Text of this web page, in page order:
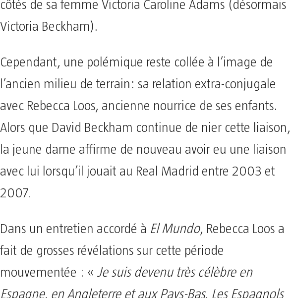
côtés de sa femme Victoria Caroline Adams (désormais
Victoria Beckham).
Cependant, une polémique reste collée à l’image de
l’ancien milieu de terrain: sa relation extra-conjugale
avec Rebecca Loos, ancienne nourrice de ses enfants.
Alors que David Beckham continue de nier cette liaison,
la jeune dame affirme de nouveau avoir eu une liaison
avec lui lorsqu’il jouait au Real Madrid entre 2003 et
2007.
Dans un entretien accordé à El Mundo, Rebecca Loos a
fait de grosses révélations sur cette période
mouvementée : « Je suis devenu très célèbre en
Espagne, en Angleterre et aux Pays-Bas. Les Espagnols